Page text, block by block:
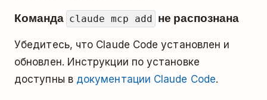
Команда claude mcp add не распознана
Убедитесь, что Claude Code установлен и
обновлен. Инструкции по установке
доступны в документации Claude Code.